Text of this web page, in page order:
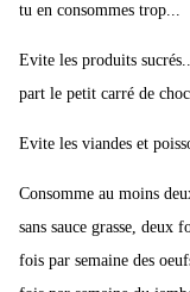
tu en consommes trop...
Evite les produits
part le petit carré de
Evite les viandes et
Consomme au moins
sans sauce grasse, deux
fois par semaine des